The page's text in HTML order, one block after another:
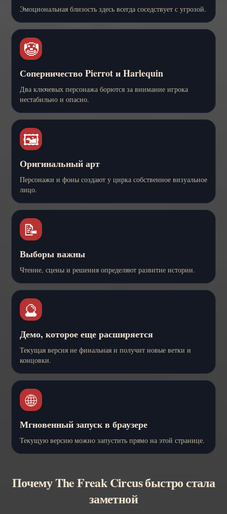
Эмоциональная близость здесь всегда соседствует с угрозой.
🤡
Соперничество Pierrot и Harlequin
Два ключевых персонажа борются за внимание игрока
нестабильно и опасно.
🖼️
Оригинальный арт
Персонажи и фоны создают у цирка собственное визуальное
лицо.
📝
Выборы важны
Чтение, сцены и решения определяют развитие истории.
🔮
Демо, которое еще расширяется
Текущая версия не финальная и получит новые ветки и
концовки.
🌐
Мгновенный запуск в браузере
Текущую версию можно запустить прямо на этой странице.
Почему The Freak Circus быстро стала
заметной